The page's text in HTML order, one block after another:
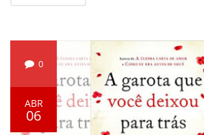
0
ABR
06